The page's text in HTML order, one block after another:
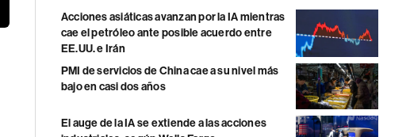
Acciones asiáticas avanzan por la IA mientras
cae el petróleo ante posible acuerdo entre
EE.UU. e Irán
PMI de servicios de China cae a su nivel más
bajo en casi dos años
El auge de la IA se extiende a las acciones